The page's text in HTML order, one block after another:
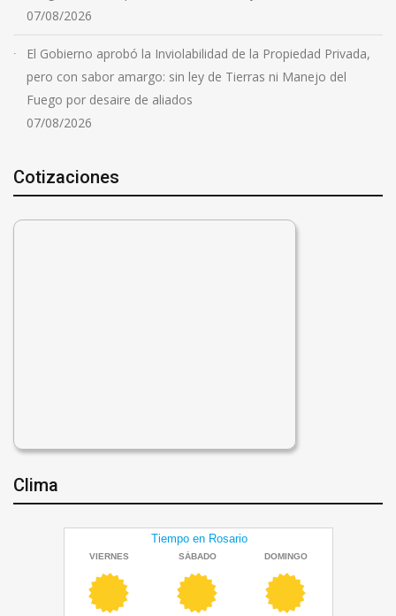
07/08/2026
El Gobierno aprobó la Inviolabilidad de la Propiedad Privada,
pero con sabor amargo: sin ley de Tierras ni Manejo del
Fuego por desaire de aliados
07/08/2026
Cotizaciones
Clima